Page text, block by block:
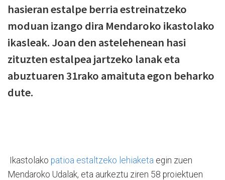
hasieran estalpe berria estreinatzeko
moduan izango dira Mendaroko ikastolako
ikasleak. Joan den astelehenean hasi
zituzten estalpea jartzeko lanak eta
abuztuaren 31rako amaituta egon beharko
dute.
Ikastolako patioa estaltzeko lehiaketa egin zuen
Mendaroko Udalak, eta aurkeztu ziren 58 proiektuen